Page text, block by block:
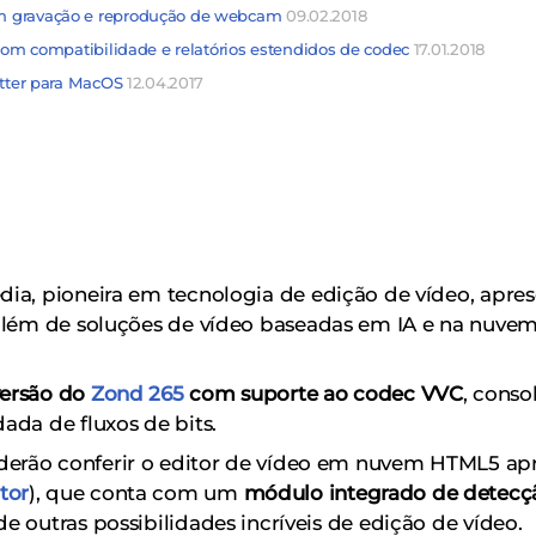
gravação e reprodução de webcam09.02.2018
compatibilidade e relatórios estendidos de codec 17.01.2018
para MacOS12.04.2017
pioneira em tecnologia de edição de vídeo,
de soluções de vídeo baseadas em IA e na
do Zond 265com suporte ao codec VVC,
de fluxos de bits.
conferir o editor de vídeo em nuvem HTML5
), que conta com um módulo integrado de
outras possibilidades incríveis de edição de vídeo.